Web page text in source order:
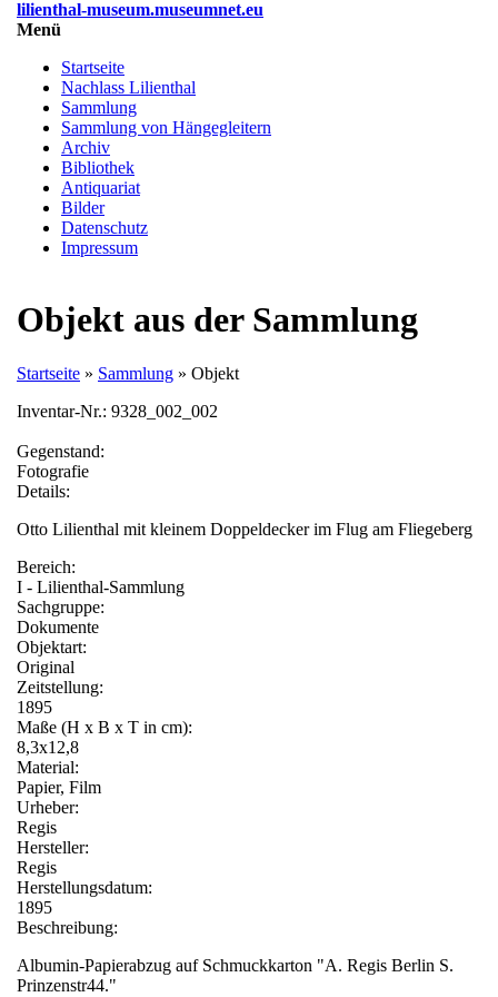
Direkt
zum
lilienthal-museum.museumnet.eu
Menü
Startseite
Nachlass Lilienthal
Sammlung
Sammlung von Hängegleitern
Archiv
Bibliothek
Antiquariat
Bilder
Datenschutz
Impressum
Objekt aus der Sammlung
Startseite » Sammlung » Objekt
Inventar-Nr.: 9328_002_002
Gegenstand:
Fotografie
Details:
Otto Lilienthal mit kleinem Doppeldecker im Flug am Fliegeberg
Bereich:
I - Lilienthal-Sammlung
Sachgruppe:
Dokumente
Objektart:
Original
Zeitstellung:
1895
Maße (H x B x T in cm):
8,3x12,8
Material:
Papier, Film
Urheber:
Regis
Hersteller:
Regis
Herstellungsdatum:
1895
Beschreibung:
Albumin-Papierabzug auf Schmuckkarton "A. Regis Berlin S.
Prinzenstr44."